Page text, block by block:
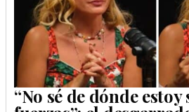
“No sé de dónde estoy